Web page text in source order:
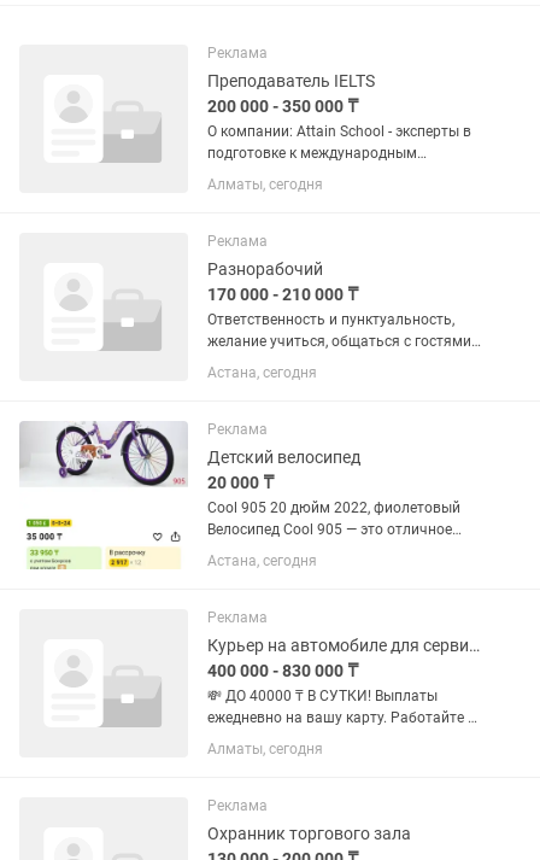
Реклама
Преподаватель IELTS
200 000 - 350 000 ₸
О компании: Attain School - эксперты в
подготовке к международным
экзаменам (IELTS, TOEFL, SAT) с 2009
года. Мы привели к целевым баллам
расширением штата и...
Алматы, сегодня
Реклама
Разнорабочий
170 000 - 210 000 ₸
Ответственность и пунктуальность,
желание учиться, общаться с гостями,
собирать заказы, готовить продукцию,
общепит Обучение оплачивается если
работа официальная с...
Астана, сегодня
Реклама
Детский велосипед
20 000 ₸
Cool 905 20 дюйм 2022, фиолетовый
Велосипед Cool 905 — это отличное
решение для детей от 7 лет и старше,
готовых к активным
диаметром 20 дюймов и стильным
фиолетовым...
Астана, сегодня
Реклама
Курьер на автомобиле для сервиса Яндекс еда
400 000 - 830 000 ₸
💸 ДО 40000 ₸ В СУТКИ! Выплаты
ежедневно на вашу карту. Работайте в
удобном районе и в удобное время на
собственном автомобиле. Нет авто?
неделю! Жми «откликнуться»...
Алматы, сегодня
Реклама
Охранник торгового зала